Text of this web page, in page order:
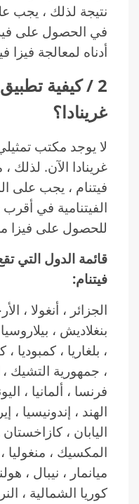
نتيجة لذلك ، يجب
في الحصول على فيزا
أدناه لمعالجة فيزا
2 / كيفية
غرينادا؟
لا يوجد مكتب
غرينادا الآن.
فيتنام ، يجب على
الفيتنامية في
للحصول على فيزا
قائمة الدول التي
فيتنام:
الجزائر ، أنغولا ،
بنغلاديش ،
، بلغاريا ، كمبوديا
، جمهورية التشيك ،
فرنسا ، ألمانيا ،
الهند ، إندونيسيا ،
اليابان ،
المكسيك ، منغوليا
ميانمار ، نيبال ،
كوريا الشمالية ،